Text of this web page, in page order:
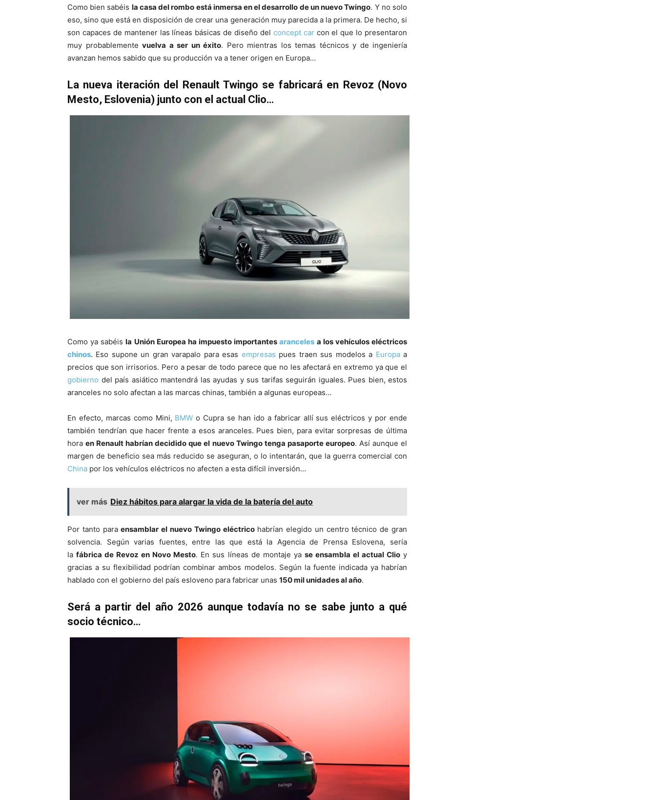
Como bien sabéis la casa del rombo está inmersa en el desarrollo de un nuevo Twingo. Y no solo
eso, sino que está en disposición de crear una generación muy parecida a la primera. De hecho, si
son capaces de mantener las líneas básicas de diseño del concept carcon el que lo presentaron
muy probablemente vuelva a ser un éxito. Pero mientras los temas técnicos y de ingeniería
avanzan hemos sabido que su producción va a tener origen en Europa…
La nueva iteración del Renault Twingo se fabricará en Revoz (Novo
Mesto, Eslovenia) junto con el actual Clio…
Como ya sabéisla Unión Europea ha impuesto importantesaranceles a los vehículos eléctricos
chinos. Eso supone un gran varapalo para esas empresas pues traen sus modelos a Europaa
precios que son irrisorios. Pero a pesar de todo parece que no les afectará en extremo ya que el
gobierno del país asiático mantendrá las ayudas y sus tarifas seguirán iguales. Pues bien, estos
aranceles no solo afectan a las marcas chinas, también a algunas europeas…
En efecto, marcas como Mini, BMW o Cupra se han ido a fabricar allí sus eléctricos y por ende
también tendrían que hacer frente a esos aranceles. Pues bien, para evitar sorpresas de última
horaen Renault habrían decidido que el nuevo Twingo tenga pasaporte europeo. Así aunque el
margen de beneficio sea más reducido se aseguran, o lo intentarán, que la guerra comercial con
China por los vehículos eléctricos no afecten a esta difícil inversión…
ver más Diez hábitos para alargar la vida de la batería del auto
Por tanto paraensamblar el nuevo Twingo eléctricohabrían elegido un centro técnico de gran
solvencia. Según varias fuentes, entre las que está la Agencia de Prensa Eslovena, sería
lafábrica de Revoz en Novo Mesto. En sus líneas de montaje ya se ensambla el actual Clioy
gracias a su flexibilidad podrían combinar ambos modelos. Según la fuente indicada ya habrían
hablado con el gobierno del país esloveno para fabricar unas 150 mil unidades al año.
Será a partir del año 2026 aunque todavía no se sabe junto a qué
socio técnico…